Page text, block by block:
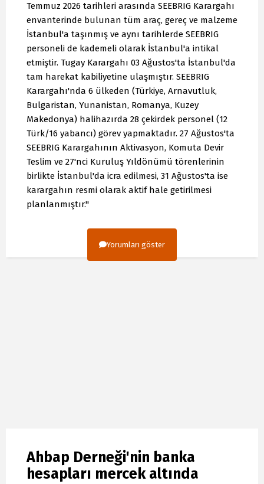
Temmuz 2026 tarihleri arasında SEEBRIG Karargahı
envanterinde bulunan tüm araç, gereç ve malzeme
İstanbul'a taşınmış ve aynı tarihlerde SEEBRIG
personeli de kademeli olarak İstanbul'a intikal
etmiştir. Tugay Karargahı 03 Ağustos'ta İstanbul'da
tam harekat kabiliyetine ulaşmıştır. SEEBRIG
Karargahı'nda 6 ülkeden (Türkiye, Arnavutluk,
Bulgaristan, Yunanistan, Romanya, Kuzey
Makedonya) halihazırda 28 çekirdek personel (12
Türk/16 yabancı) görev yapmaktadır. 27 Ağustos'ta
SEEBRIG Karargahının Aktivasyon, Komuta Devir
Teslim ve 27'nci Kuruluş Yıldönümü törenlerinin
birlikte İstanbul'da icra edilmesi, 31 Ağustos'ta ise
karargahın resmi olarak aktif hale getirilmesi
planlanmıştır."
Yorumları göster
Ahbap Derneği'nin banka
hesapları mercek altında